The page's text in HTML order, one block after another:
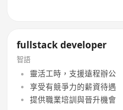
fullstack developer
智語
靈活工時，支援遠程辦公
享受有競爭力的薪資待遇
提供職業培訓與晉升機會